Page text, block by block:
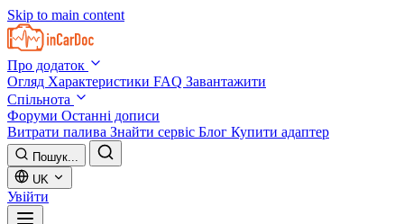
Skip to main content
Про додаток
Огляд Характеристики FAQ Завантажити
Спільнота
Форуми Останні дописи
Витрати палива Знайти сервіс Блог Купити адаптер
Пошук...
UK
Увійти